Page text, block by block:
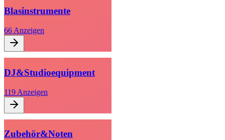
Blasinstrumente
66 Anzeigen
DJ&Studioequipment
119 Anzeigen
Zubehör&Noten